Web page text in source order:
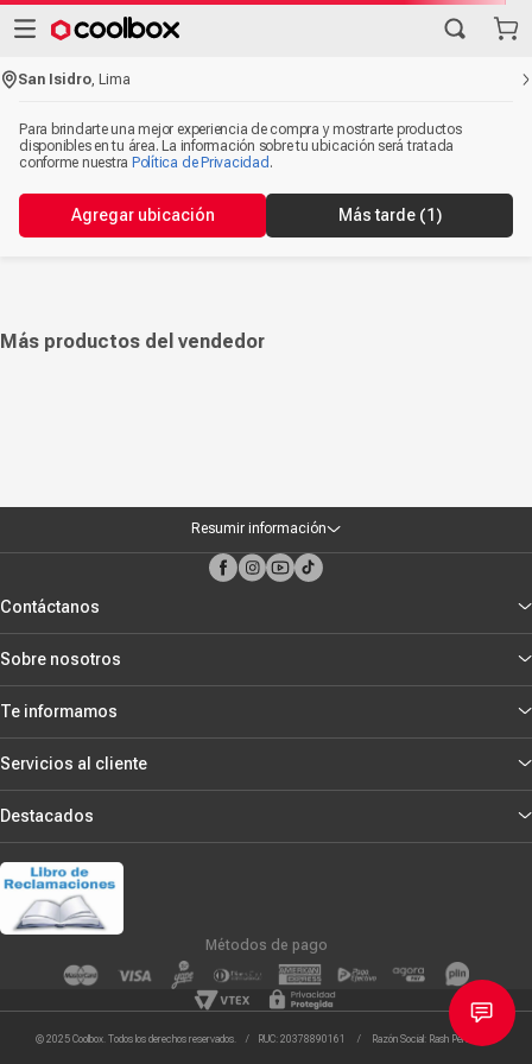
San Isidro ,Lima
Para brindarte una mejor experiencia de compra y mostrarte productos
disponibles en tu área. La información sobre tu ubicación será tratada
conforme nuestra Política de Privacidad .
Agregar ubicación Más tarde (1)
Más productos del vendedor
Resumir información
Contáctanos
Sobre nosotros
Te informamos
Servicios al cliente
Destacados
Métodos de pago
© 2025 Coolbox. Todos los derechos reservados. / RUC: 20378890161 / Razón Social: Rash Peru S.R.L.